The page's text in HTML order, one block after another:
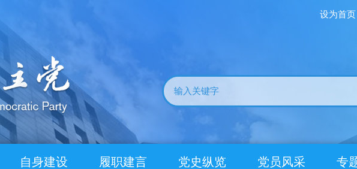
设为首页
自身建设 履职建言 党史纵览 党员风采 专